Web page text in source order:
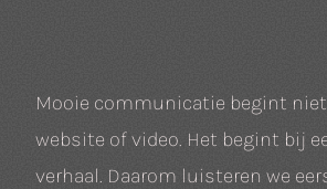
Mooie communicatie begint
website of video. Het begint bij
verhaal. Daarom luisteren we